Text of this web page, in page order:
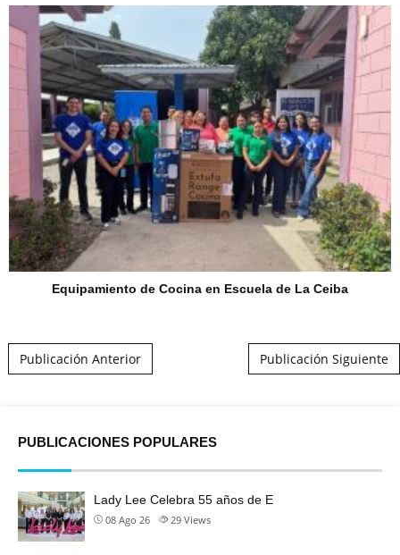
Equipamiento de Cocina en Escuela de La Ceiba
Publicación Anterior Publicación Siguiente
PUBLICACIONES POPULARES
Lady Lee Celebra 55 años de E
08 Ago 26 29 Views